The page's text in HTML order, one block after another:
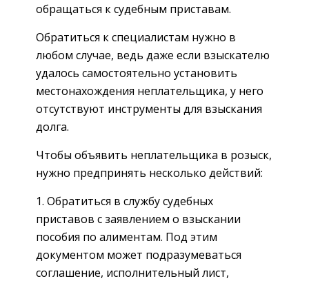
обращаться к судебным приставам.
Обратиться к специалистам нужно в
любом случае, ведь даже если взыскателю
удалось самостоятельно установить
местонахождения неплательщика, у него
отсутствуют инструменты для взыскания
долга.
Чтобы объявить неплательщика в розыск,
нужно предпринять несколько действий:
Обратиться в службу судебных
приставов с заявлением о взыскании
пособия по алиментам. Под этим
документом может подразумеваться
соглашение, исполнительный лист,